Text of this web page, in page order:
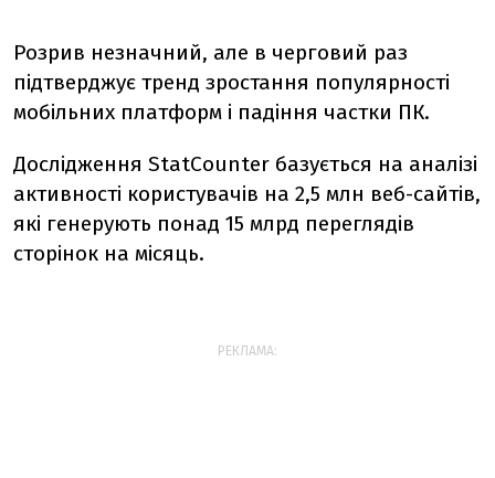
Розрив незначний, але в черговий раз
підтверджує тренд зростання популярності
мобільних платформ і падіння частки ПК.
Дослідження StatCounter базується на аналізі
активності користувачів на 2,5 млн веб-сайтів,
які генерують понад 15 млрд переглядів
сторінок на місяць.
РЕКЛАМА: